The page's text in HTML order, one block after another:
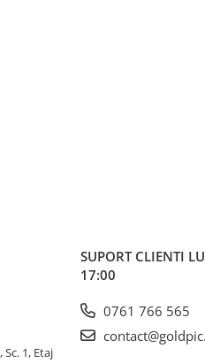
1, Etaj
SUPORT CLIENTI
17:00
0761 766 565